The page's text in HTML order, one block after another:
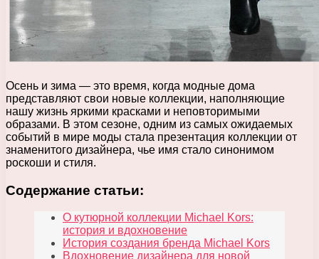
Осень и зима — это время, когда модные дома
представляют свои новые коллекции, наполняющие
нашу жизнь яркими красками и неповторимыми
образами. В этом сезоне, одним из самых ожидаемых
событий в мире моды стала презентация коллекции от
знаменитого дизайнера, чье имя стало синонимом
роскоши и стиля.
Содержание статьи:
О кутюрной коллекции Michael Kors:
история и вдохновение
История создания бренда Michael Kors
Вдохновение дизайнера для новой